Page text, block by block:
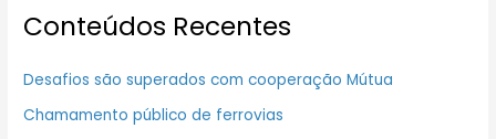
Conteúdos Recentes
Desafios são superados com cooperação Mútua
Chamamento público de ferrovias